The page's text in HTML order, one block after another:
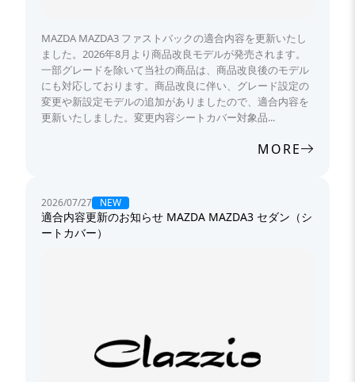
MAZDA MAZDA3 ファストバックの適合内容を更新いたし
ました。2026年8月より商品改良モデルが発売されます。
一部グレードを除いて当社の商品は、商品改良後のモデル
にも対応しております。商品改良に伴い、グレード設定の
変更や新設定モデルの追加がありましたので、適合内容を
更新いたしました。変更内容シートカバー対象品...
MORE
2026/07/27 NEW
適合内容更新のお知らせ MAZDA MAZDA3 セダン（シ
ートカバー）